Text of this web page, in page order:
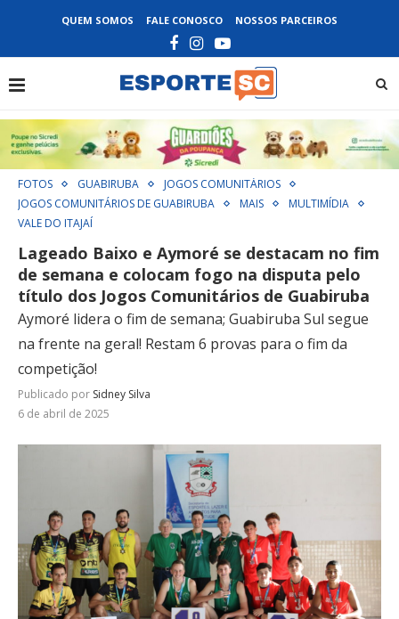
QUEM SOMOS FALE CONOSCO NOSSOS PARCEIROS
FOTOS GUABIRUBA
JOGOS COMUNITÁRIOS
JOGOS COMUNITÁRIOS DE GUABIRUBA
MAIS
MULTIMÍDIA
VALE DO ITAJAÍ
Lageado Baixo e Aymoré se destacam no fim
de semana e colocam fogo na disputa pelo
título dos Jogos Comunitários de Guabiruba
Aymoré lidera o fim de semana; Guabiruba Sul segue
na frente na geral! Restam 6 provas para o fim da
competição!
Publicado por Sidney Silva
6 de abril de 2025